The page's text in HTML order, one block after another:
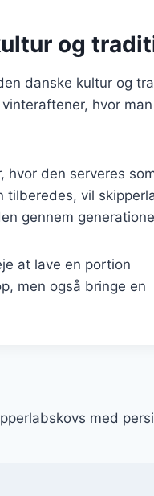
og
danske kultur og
hvor
hvor den serveres
tilberedes, vil
gennem
at lave en portion
men også bringe en
med